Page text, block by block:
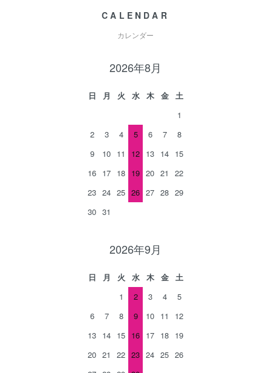
CALENDAR
カレンダー
2026年8月
日 月 火 水 木 金
土
1
2
3 4 5 6 7
8
9
10 11 12 13 14 15
16 17 18 19 20 21
22
23 24 25 26 27 28 29
30 31
2026年9月
日 月 火 水 木 金
土
1
2 3 4
5
6
7 8 9 10 11
12
13 14 15 16 17 18 19
20 21 22 23 24 25 26